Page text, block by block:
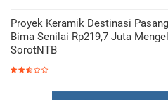
Proyek Keramik Destinasi
Bima Senilai Rp219,7 Juta
SorotNTB